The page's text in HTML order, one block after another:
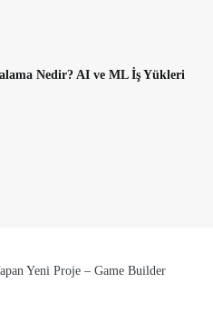
Nedir? AI ve ML İş Yükleri
Yeni Proje – Game Builder